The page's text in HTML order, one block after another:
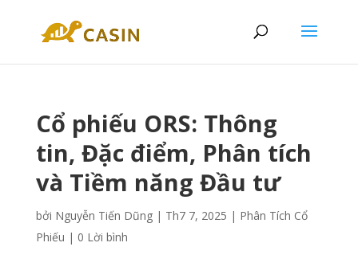
Cổ phiếu ORS: Thông
tin, Đặc điểm, Phân tích
và Tiềm năng Đầu tư
bởi Nguyễn Tiến Dũng| Th7 7, 2025 | Phân Tích Cổ
Phiếu | 0 Lời bình